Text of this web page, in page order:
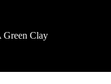
Clay